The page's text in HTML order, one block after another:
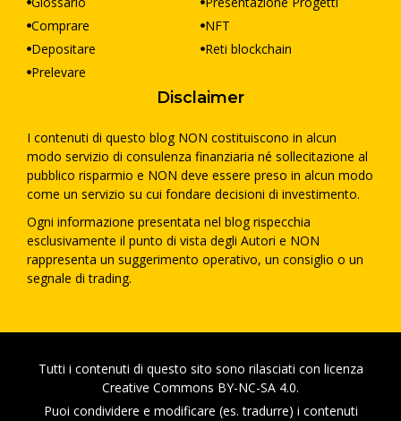
e
:
Comprare
Depositare
Prelevare
NFT
Reti blockchain
Disclaimer
I contenuti di questo blog NON costituiscono in alcun
modo servizio di consulenza finanziaria né sollecitazione al
pubblico risparmio e NON deve essere preso in alcun modo
come un servizio su cui fondare decisioni di investimento.
Ogni informazione presentata nel blog rispecchia
esclusivamente il punto di vista degli Autori e NON
rappresenta un suggerimento operativo, un consiglio o un
segnale di trading.
Tutti i contenuti di questo sito sono rilasciati con licenza
Creative Commons BY-NC-SA 4.0.
Puoi condividere e modificare (es. tradurre) i contenuti